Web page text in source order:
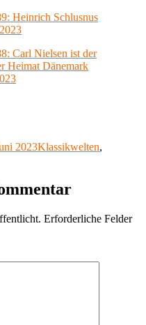
Heinrich Schlusnus
Carl Nielsen ist der
Heimat Dänemark
2023Kategorien
Klassikwelten,
Erforderliche Felder